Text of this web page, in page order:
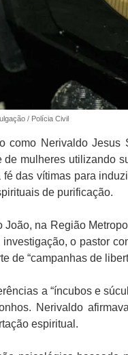
/ Polícia Civil
como Nerivaldo
de mulheres utilizando
das vítimas para
de purificação.
João, na Região
o pastor
de “campanhas de
a “íncubos e
Nerivaldo
espiritual.